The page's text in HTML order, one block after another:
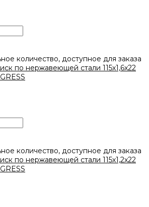
количество, доступное для заказа
по нержавеющей стали 115х1,6х22
количество, доступное для заказа
по нержавеющей стали 115х1,2х22